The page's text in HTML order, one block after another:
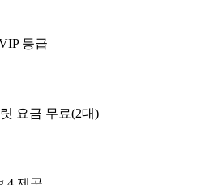
등급
요금 무료(2대)